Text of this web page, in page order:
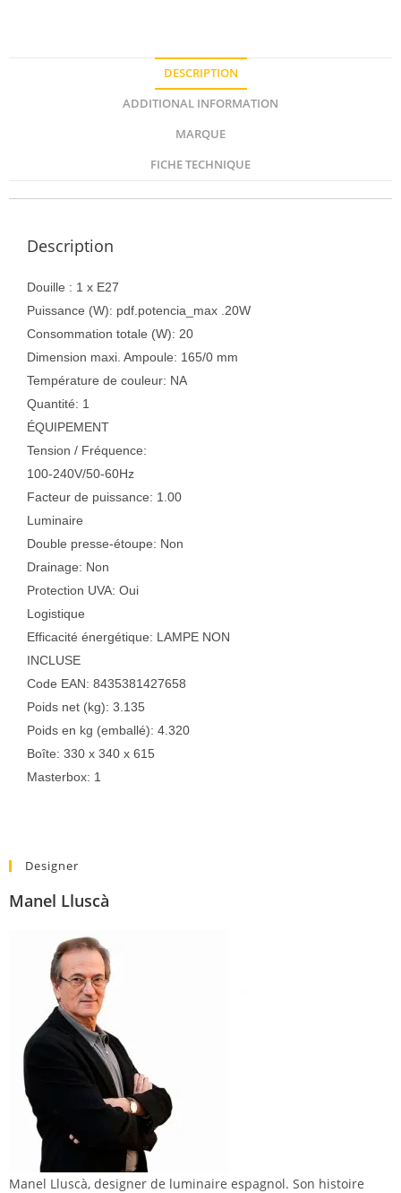
DESCRIPTION
ADDITIONAL INFORMATION
MARQUE
FICHE TECHNIQUE
Description
Douille : 1 x E27
Puissance (W): pdf.potencia_max .20W
Consommation totale (W): 20
Dimension maxi. Ampoule: 165/0 mm
Température de couleur: NA
Quantité: 1
ÉQUIPEMENT
Tension / Fréquence:
100-240V/50-60Hz
Facteur de puissance: 1.00
Luminaire
Double presse-étoupe: Non
Drainage: Non
Protection UVA: Oui
Logistique
Efficacité énergétique: LAMPE NON
INCLUSE
Code EAN: 8435381427658
Poids net (kg): 3.135
Poids en kg (emballé): 4.320
Boîte: 330 x 340 x 615
Masterbox: 1
Designer
Manel Lluscà
Manel Lluscà, designer de luminaire espagnol. Son histoire